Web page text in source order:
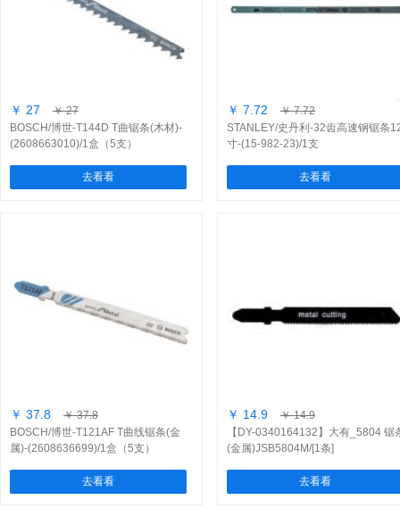
￥ 27
￥ 27
BOSCH/博世-T144D T曲锯条(木材)-
(2608663010)/1盒（5支）
去看看
￥ 7.72
￥ 7.72
STANLEY/史丹利-32齿高速钢锯条
寸-(15-982-23)/1支
去看看
￥ 37.8
￥ 37.8
BOSCH/博世-T121AF T曲线锯条(金
属)-(2608636699)/1盒（5支）
去看看
￥ 14.9
￥ 14.9
【DY-0340164132】大有_5804 锯
(金属)JSB5804M/[1条]
去看看